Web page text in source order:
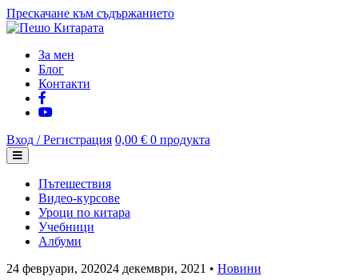
Прескачане към съдържанието
За мен
Блог
Контакти
Вход / Регистрация 0,00 € 0 продукта
Пътешествия
Видео-курсове
Уроци по китара
Учебници
Албуми
24 февруари, 202024 декември, 2021 • Новини